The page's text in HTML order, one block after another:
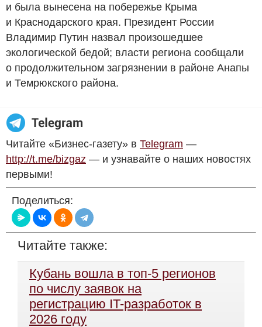
и была вынесена на побережье Крыма
и Краснодарского края. Президент России
Владимир Путин назвал произошедшее
экологической бедой; власти региона сообщали
о продолжительном загрязнении в районе Анапы
и Темрюкского района.
Читайте «Бизнес-газету» в Telegram —
http://t.me/bizgaz — и узнавайте о наших новостях
первыми!
Поделиться:
Читайте также:
Кубань вошла в топ-5 регионов
по числу заявок на
регистрацию IT-разработок в
2026 году